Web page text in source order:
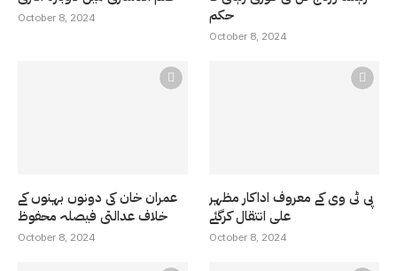
October 8, 2024
حکم
October 8, 2024
عمران خان کی دونوں بہنوں کے
خلاف عدالتی فیصلہ محفوظ
October 8, 2024
پی ٹی وی کے معروف اداکار مظہر
علی انتقال کرگئے
October 8, 2024